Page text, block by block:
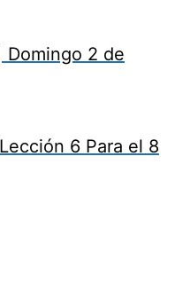
Domingo 2 de
6 Para el 8